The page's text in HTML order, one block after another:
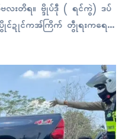
းတိရ။ ဗ္ဒိုပ်ဒဵု ( ရၚ်ကွဲ) ဒပ်
ၚ် ပွိုၚ်ဍုၚ်ကအ်ကြိက် တွဵုရးကရေၚ်